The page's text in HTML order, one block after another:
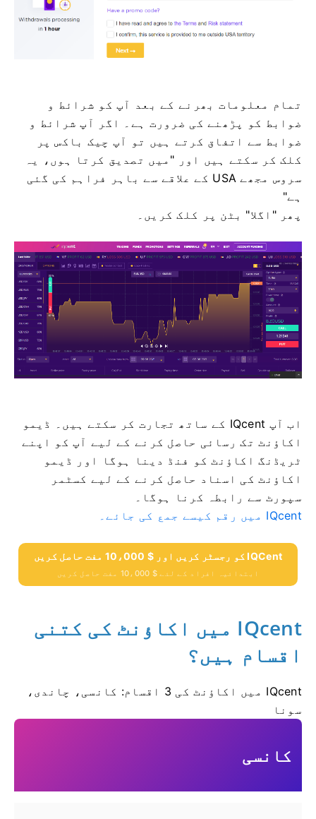
تمام معلومات بھرنے کے بعد آپ کو شرائط و
ضوابط کو پڑھنے کی ضرورت ہے۔ اگر آپ شرائط و
ضوابط سے اتفاق کرتے ہیں تو آپ چیک باکس پر
کلک کر سکتے ہیں اور "میں تصدیق کرتا ہوں، یہ
سروس مجھے USA کے علاقے سے باہر فراہم کی گئی
ہے"
پھر "اگلا" بٹن پر کلک کریں۔
اب آپ IQcent کے ساتھ تجارت کر سکتے ہیں۔
ڈیمو
اکاؤنٹ تک رسائی حاصل کرنے کے لیے آپ کو اپنے
ٹریڈنگ اکاؤنٹ کو فنڈ دینا ہوگا اور ڈیمو
اکاؤنٹ کی اسناد حاصل کرنے کے لیے کسٹمر
سپورٹ سے رابطہ کرنا ہوگا۔
IQcent میں رقم کیسے جمع کی جائے۔
IQCent کو رجسٹر کریں اور $ 10،000 مفت حاصل کریں
ابتدائیہ افراد کے لئے $ 10،000 مفت حاصل کریں
IQcent میں اکاؤنٹ کی کتنی
اقسام ہیں؟
IQcent میں اکاؤنٹ کی 3 اقسام: کانسی، چاندی،
سونا
کانسی